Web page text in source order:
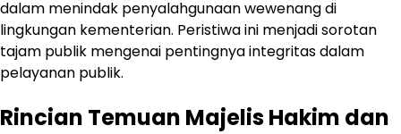
dalam menindak penyalahgunaan wewenang di
lingkungan kementerian. Peristiwa ini menjadi sorotan
tajam publik mengenai pentingnya integritas dalam
pelayanan publik.
Rincian Temuan Majelis Hakim dan